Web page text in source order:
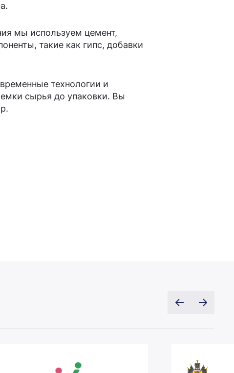
мы используем цемент,
такие как гипс, добавки
технологии и
сырья до упаковки. Вы